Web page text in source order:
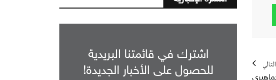
اشترك في قائمتنا البريدية
للحصول على الأخبار الجديدة!